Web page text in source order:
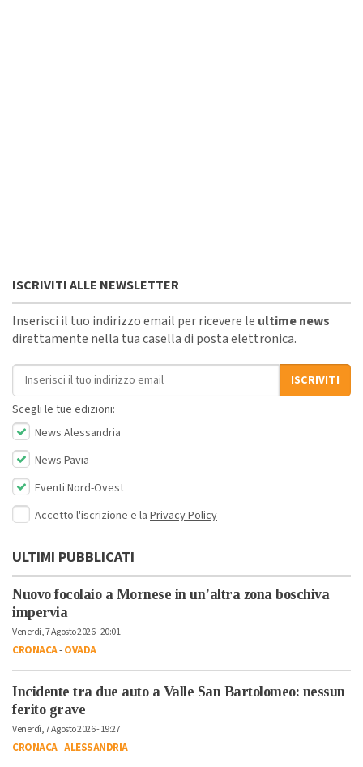
ISCRIVITI ALLE NEWSLETTER
Inserisci il tuo indirizzo email per ricevere le ultime news
direttamente nella tua casella di posta elettronica.
Indirizzo email
ISCRIVITI
Scegli le tue edizioni:
News Alessandria
News Pavia
Eventi Nord-Ovest
Accetto l'iscrizione e la Privacy Policy
ULTIMI PUBBLICATI
Nuovo focolaio a Mornese in un’altra zona boschiva
impervia
Venerdì, 7 Agosto 2026 - 20:01
CRONACA-OVADA
Incidente tra due auto a Valle San Bartolomeo: nessun
ferito grave
Venerdì, 7 Agosto 2026 - 19:27
CRONACA-ALESSANDRIA